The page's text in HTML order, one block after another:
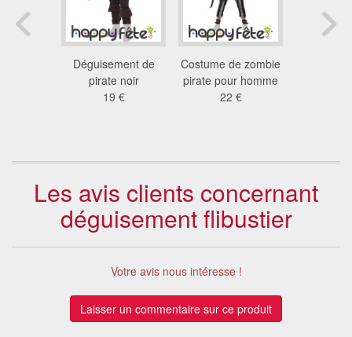
Déguisement de
pirate noir
19 €
Costume de zombie
pirate pour homme
22 €
Les avis clients concernant
déguisement flibustier
Votre avis nous intéresse !
Laisser un commentaire sur ce produit